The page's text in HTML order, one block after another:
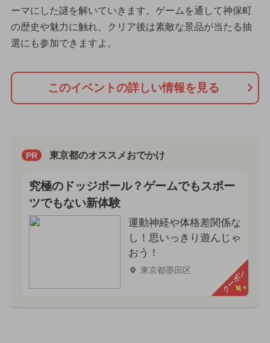
ーマにした謎を解いていきます。ゲームを通して神保町
の歴史や魅力に触れ、クリア後は素敵な景品が当たる抽
選にも参加できますよ。
このイベントの詳しい情報を見る
PR 東京都のオススメおでかけ
究極のドッジボール？ゲームでもスポー
ツでもない新体験
運動神経や体格差関係な
し！思いっきり遊んじゃ
おう！
東京都墨田区 クーポン